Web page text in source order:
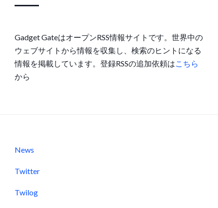
Gadget GateはオープンRSS情報サイトです。世界中の
ウェブサイトから情報を収集し、検索のヒントになる
情報を掲載しています。登録RSSの追加依頼は こちら
から
News
Twitter
Twilog